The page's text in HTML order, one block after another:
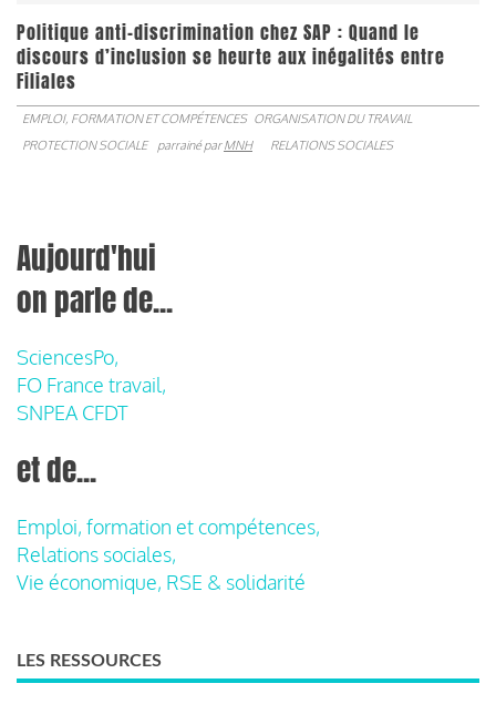
Politique anti-discrimination chez SAP : Quand le
discours d’inclusion se heurte aux inégalités entre
Filiales
EMPLOI, FORMATION ET COMPÉTENCES ORGANISATION DU TRAVAIL
PROTECTION SOCIALE
parrainé parMNH RELATIONS SOCIALES
Aujourd'hui
on parle de...
SciencesPo,
FO France travail,
SNPEA CFDT
et de...
Emploi, formation et compétences,
Relations sociales,
Vie économique, RSE & solidarité
LES RESSOURCES